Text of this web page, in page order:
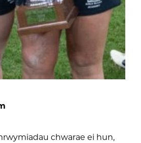
chwarae ei hun,